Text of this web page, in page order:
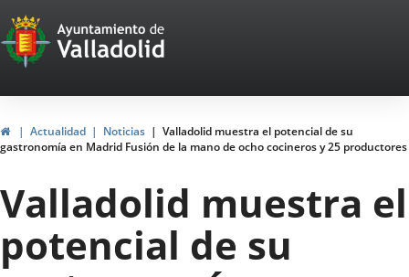
Portal
Web
del
Ayuntamiento
de
Valladolid
HomeActualidad Noticias
Valladolid muestra el potencial de su
gastronomía en Madrid Fusión de la mano de ocho cocineros y 25 productores
Valladolid muestra el
potencial de su